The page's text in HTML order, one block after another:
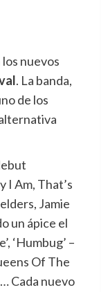
los nuevos
. La banda,
de los
I Am, That’s
Jamie
un ápice el
‘Humbug’ –
Of The
Cada nuevo